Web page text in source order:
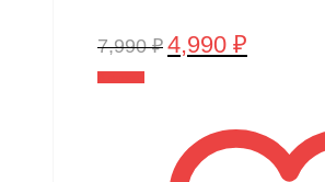
7,990₽ Первоначальная
7,990 ₽.
4,990 ₽